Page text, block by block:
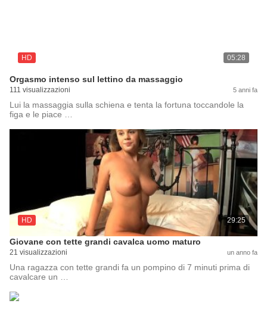
HD 05:28
Orgasmo intenso sul lettino da massaggio
111 visualizzazioni 5 anni fa
Lui la massaggia sulla schiena e tenta la fortuna toccandole la
figa e le piace …
HD 29:25
Giovane con tette grandi cavalca uomo maturo
21 visualizzazioni un anno fa
Una ragazza con tette grandi fa un pompino di 7 minuti prima di
cavalcare un …